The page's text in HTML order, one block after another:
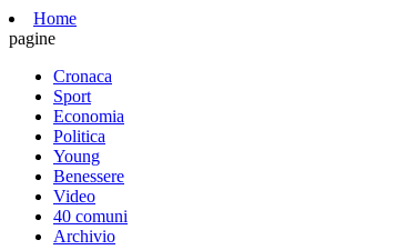
Home
pagine
Cronaca
Sport
Economia
Politica
Young
Benessere
Video
40 comuni
Archivio